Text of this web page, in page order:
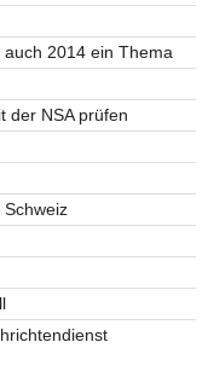
2014 ein Thema
der NSA prüfen